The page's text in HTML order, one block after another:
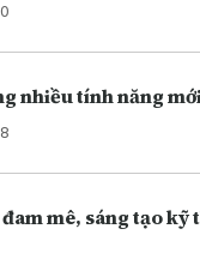
nhiều tính năng
mê, sáng tạo kỹ